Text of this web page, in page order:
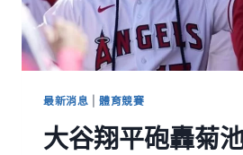
最新消息 |體育競賽
大谷翔平砲轟菊